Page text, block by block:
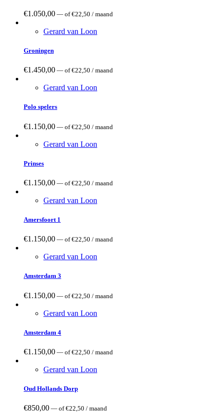
€1.050,00 — of€22,50 / maand
Gerard van Loon
Groningen
€1.450,00 — of€22,50 / maand
Gerard van Loon
Polo spelers
€1.150,00 — of€22,50 / maand
Gerard van Loon
Prinses
€1.150,00 — of€22,50 / maand
Gerard van Loon
Amersfoort 1
€1.150,00 — of€22,50 / maand
Gerard van Loon
Amsterdam 3
€1.150,00 — of€22,50 / maand
Gerard van Loon
Amsterdam 4
€1.150,00 — of€22,50 / maand
Gerard van Loon
Oud Hollands Dorp
€850,00 — of€22,50 / maand